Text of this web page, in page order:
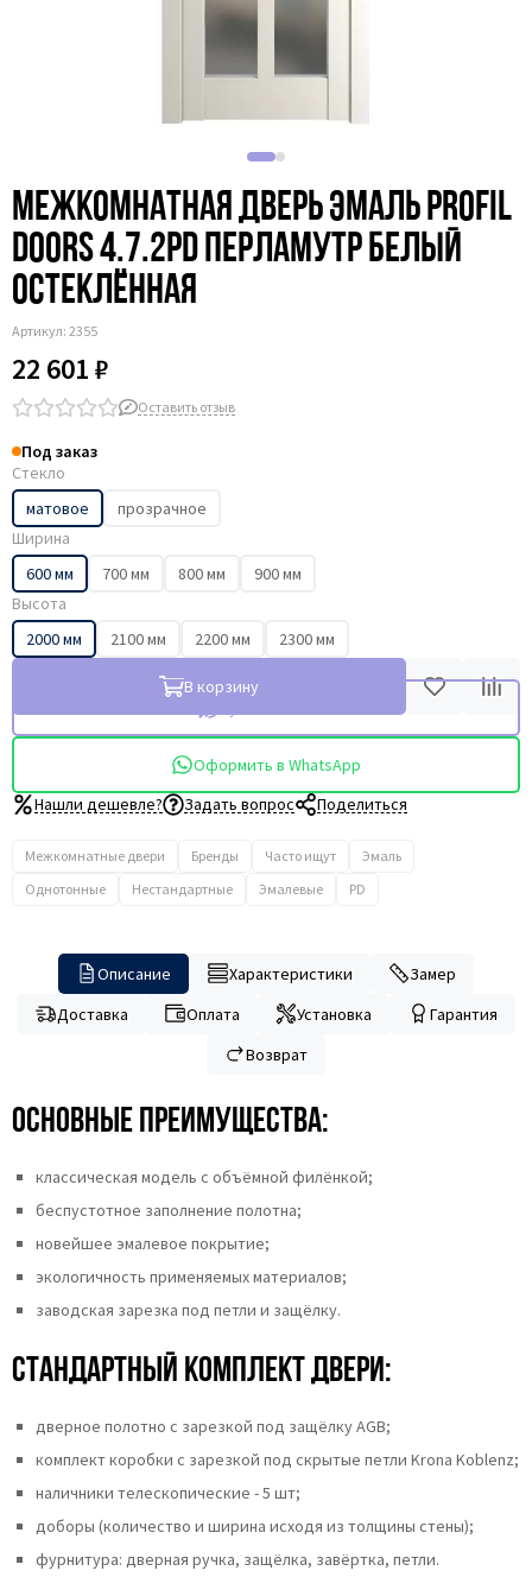
Межкомнатная дверь эмаль Profil
Doors 4.7.2PD перламутр белый
остеклённая
Артикул: 2355
22 601 ₽
Оставить отзыв
Под заказ
Стекло
матовое
прозрачное
Ширина
600 мм
700 мм 800 мм
900 мм
Высота
2000 мм
2100 мм 2200 мм 2300 мм
В корзину
Оформить в WhatsApp
Нашли дешевле?
Задать вопрос Поделиться
Межкомнатные двери Бренды Часто ищут
Эмаль
Однотонные
Нестандартные Эмалевые PD
Описание Характеристики
Замер
Доставка
Оплата Установка
Гарантия
Возврат
Основные преимущества:
классическая модель с объёмной филёнкой;
беспустотное заполнение полотна;
новейшее эмалевое покрытие;
экологичность применяемых материалов;
заводская зарезка под петли и защёлку.
Стандартный комплект двери:
дверное полотно с зарезкой под защёлку AGB;
комплект коробки с зарезкой под скрытые петли Krona Koblenz;
наличники телескопические - 5 шт;
доборы (количество и ширина исходя из толщины стены);
фурнитура: дверная ручка, защёлка, завёртка, петли.